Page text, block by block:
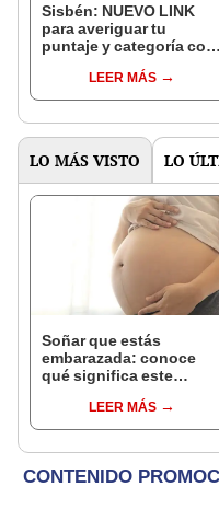
Sisbén: NUEVO LINK
para averiguar tu
puntaje y categoría con
LEER MÁS
LO MÁS VISTO LO
Soñar que estás
embarazada: conoce
qué significa este
LEER MÁS